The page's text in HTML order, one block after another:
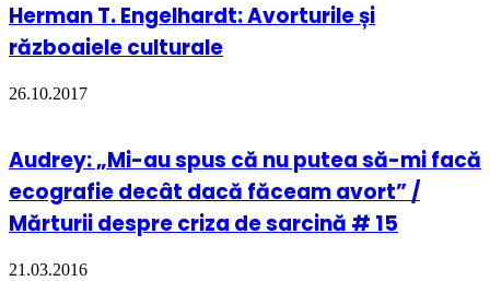
Herman T. Engelhardt: Avorturile și
războaiele culturale
26.10.2017
Audrey: „Mi-au spus că nu putea să-mi facă
ecografie decât dacă făceam avort” /
Mărturii despre criza de sarcină # 15
21.03.2016